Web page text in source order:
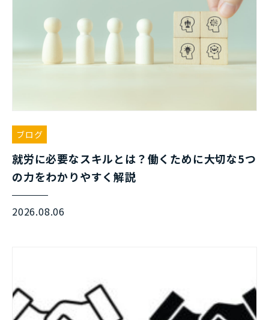
ブログ
就労に必要なスキルとは？働くために大切な5つ
の力をわかりやすく解説
2026.08.06